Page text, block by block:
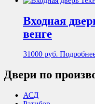
Входная
венге
31000 руб.
Двери по
АСД